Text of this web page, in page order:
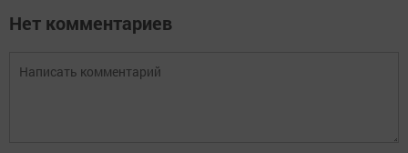
Нет комментариев